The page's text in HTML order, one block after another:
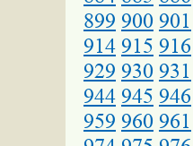
899 900 901
914 915 916
929 930 931
944 945 946
959 960 961